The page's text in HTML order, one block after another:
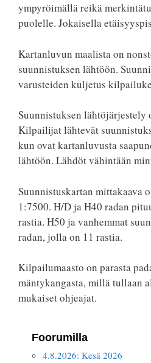
ympyröimällä reikä
puolelle. Jokaisella
Kartanluvun maalista on
suunnistuksen lähtöön.
varusteiden kuljetus
Suunnistuksen lähtöjärjestely
Kilpailijat lähtevät
kun ovat kartanluvusta
lähtöön. Lähdöt vähintään
Suunnistuskartan mittakaava
1:7500. H/D ja H40 radan
rastia. H50 ja vanhemmat
radan, jolla on 11 rastia.
Kilpailumaasto on parasta
mäntykangasta, millä tullaan
mukaiset ohjeajat.
Foorumilla
4.8.2026: Kesä 2026